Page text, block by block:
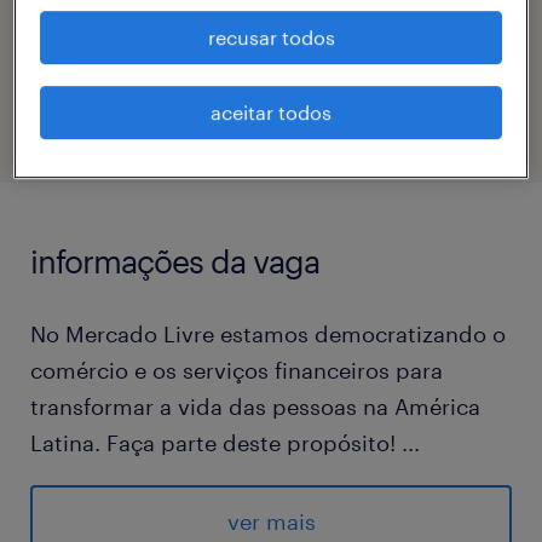
eTalent_JP-182621
informações da vaga
No Mercado Livre estamos democratizando o
comércio e os serviços financeiros para
transformar a vida das pessoas na América
Latina. Faça parte deste propósito! ...
No Mercado Envios administramos o estoque
de nossos vendedores e entregamos os
ver mais
recusar todos
aceitar todos